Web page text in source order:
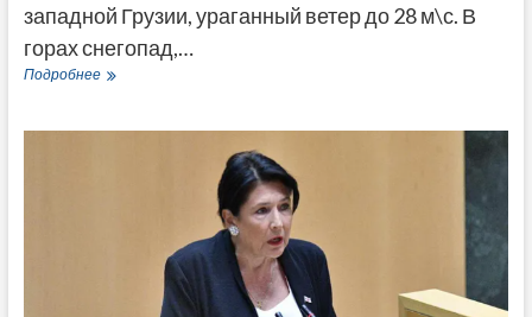
западной Грузии, ураганный ветер до 28 м\с. В
горах снегопад,…
ПодробнееОграничения
непогоды